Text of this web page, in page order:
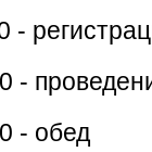
-
-
- обед